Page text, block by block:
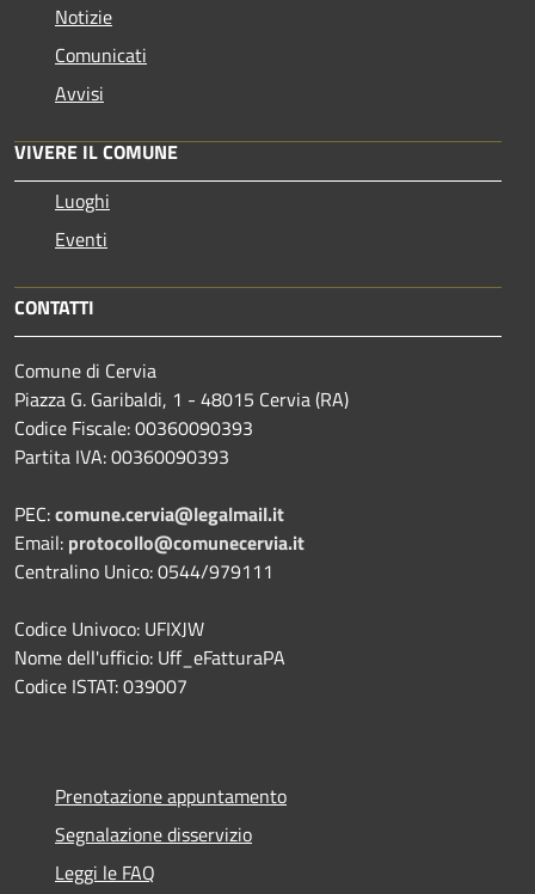
Notizie
Comunicati
Avvisi
VIVERE IL COMUNE
Luoghi
Eventi
CONTATTI
Comune di Cervia
Piazza G. Garibaldi, 1 - 48015 Cervia (RA)
Codice Fiscale: 00360090393
Partita IVA: 00360090393
PEC:comune.cervia@legalmail.it
Email: protocollo@comunecervia.it
Centralino Unico: 0544/979111
Codice Univoco: UFIXJW
Nome dell'ufficio: Uff_eFatturaPA
Codice ISTAT: 039007
Prenotazione appuntamento
Segnalazione disservizio
Leggi le FAQ